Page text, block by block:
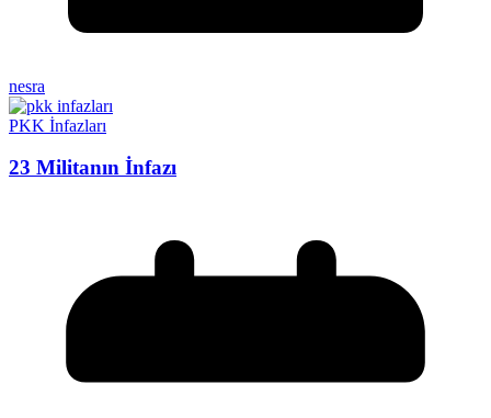
nesra
PKK İnfazları
23 Militanın İnfazı